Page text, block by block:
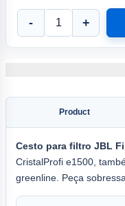
- +
Product
Cesto para filtro JBL
CristalProfi e1500,
greenline. Peça